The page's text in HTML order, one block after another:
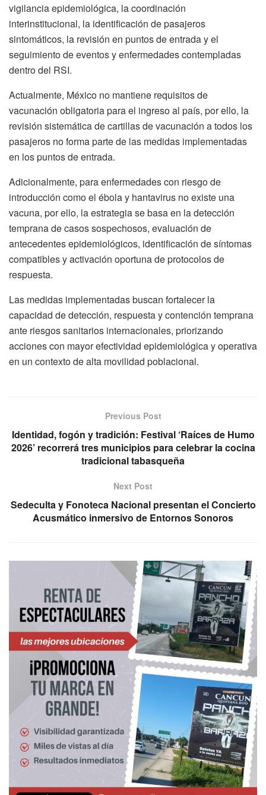
vigilancia epidemiológica, la coordinación
interinstitucional, la identificación de pasajeros
sintomáticos, la revisión en puntos de entrada y el
seguimiento de eventos y enfermedades contempladas
dentro del RSI.
Actualmente, México no mantiene requisitos de
vacunación obligatoria para el ingreso al país, por ello, la
revisión sistemática de cartillas de vacunación a todos los
pasajeros no forma parte de las medidas implementadas
en los puntos de entrada.
Adicionalmente, para enfermedades con riesgo de
introducción como el ébola y hantavirus no existe una
vacuna, por ello, la estrategia se basa en la detección
temprana de casos sospechosos, evaluación de
antecedentes epidemiológicos, identificación de síntomas
compatibles y activación oportuna de protocolos de
respuesta.
Las medidas implementadas buscan fortalecer la
capacidad de detección, respuesta y contención temprana
ante riesgos sanitarios internacionales, priorizando
acciones con mayor efectividad epidemiológica y operativa
en un contexto de alta movilidad poblacional.
Previous Post
Identidad, fogón y tradición: Festival ‘Raíces de Humo
2026’ recorrerá tres municipios para celebrar la cocina
tradicional tabasqueña
Next Post
Sedeculta y Fonoteca Nacional presentan el Concierto
Acusmático inmersivo de Entornos Sonoros